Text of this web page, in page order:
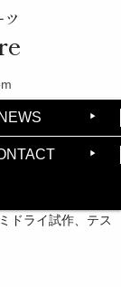
NEWS
ドライ試作、テス